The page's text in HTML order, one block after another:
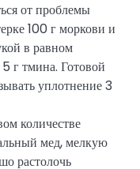
от проблемы
100 г моркови и
в равном
г тмина. Готовой
уплотнение 3
количестве
мед, мелкую
растолочь